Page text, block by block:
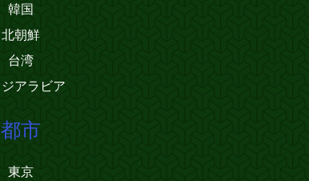
韓国
北朝鮮
台湾
アラビア
都市
東京